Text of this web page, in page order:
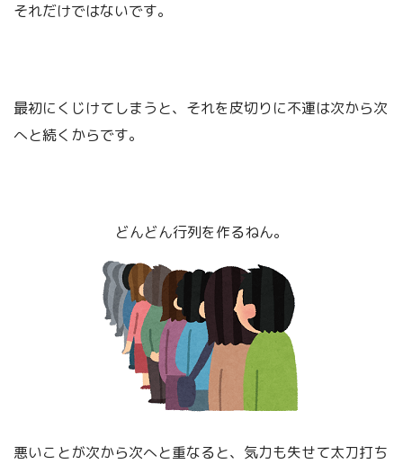
それだけではないです。
最初にくじけてしまうと、それを皮切りに不運は次から次
へと続くからです。
どんどん行列を作るねん。
悪いことが次から次へと重なると、気力も失せて太刀打ち